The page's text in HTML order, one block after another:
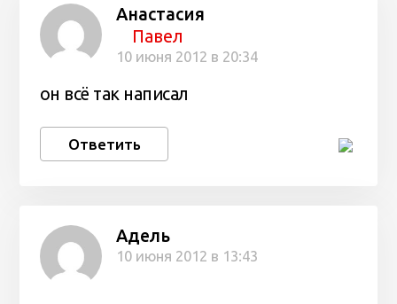
Анастасия
Павел
10 июня 2012 в 20:34
он всё так написал
Ответить
Адель
10 июня 2012 в 13:43